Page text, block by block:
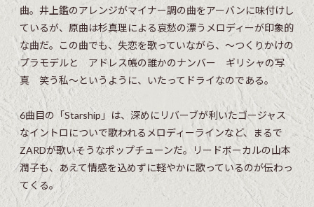
曲。井上鑑のアレンジがマイナー調の曲をアーバンに味付けし
ているが、原曲は杉真理による哀愁の漂うメロディーが印象的
な曲だ。この曲でも、失恋を歌っていながら、〜つくりかけの
プラモデルと アドレス帳の誰かのナンバー ギリシャの写
真 笑う私〜というように、いたってドライなのである。
6曲目の「Starship」は、深めにリバーブが利いたゴージャス
なイントロについで歌われるメロディーラインなど、まるで
ZARDが歌いそうなポップチューンだ。リードボーカルの山本
潤子も、あえて情感を込めずに軽やかに歌っているのが伝わっ
てくる。